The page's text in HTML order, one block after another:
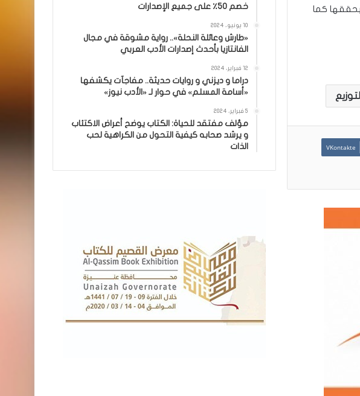
كما
خصم 50٪ على جميع الإصدارات
10 يونيو، 2024
«طارش وعائلة النحلة».. رواية مشوقة في مجال
الفانتازيا بأحدث إصدارات الأدب العربي
12 فبراير، 2024
دراما و ديزني و روايات حديثة.. مفاجآت يكشفها
«أسامة المسلم» في حوار لـ «الأدب نيوز»
5 فبراير، 2024
مؤلف مفتقد للحياة: الكتاب يوضح أعراض الاكتئاب
و يرشد صحابه كيفية التحول من الكراهية لحب
الذات